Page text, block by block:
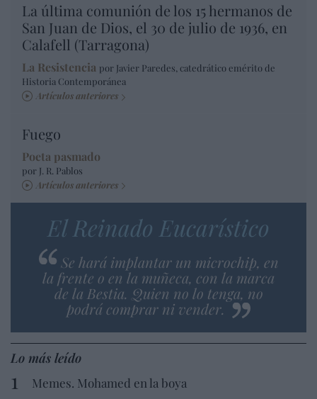
La última comunión de los 15 hermanos de
San Juan de Dios, el 30 de julio de 1936, en
Calafell (Tarragona)
La Resistencia por Javier Paredes, catedrático emérito de
Historia Contemporánea
Artículos anteriores
Fuego
Poeta pasmado
por J. R. Pablos
Artículos anteriores
El Reinado Eucarístico
Se hará implantar un microchip, en
la frente o en la muñeca, con la marca
de la Bestia. Quien no lo tenga, no
podrá comprar ni vender.
Lo más leído
Memes. Mohamed en la boya